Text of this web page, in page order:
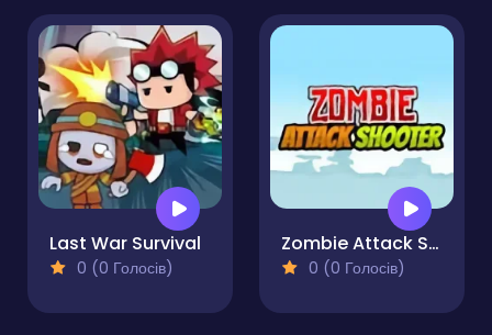
Last War Survival
0 (0 Голосів)
Zombie Attack Shooter
0 (0 Голосів)